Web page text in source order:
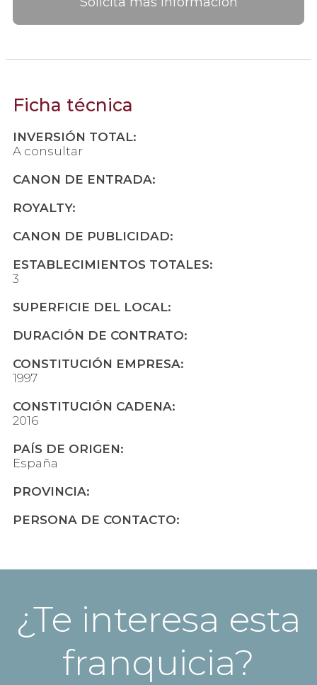
Ficha técnica
INVERSIÓN TOTAL:
A consultar
CANON DE ENTRADA:
ROYALTY:
CANON DE PUBLICIDAD:
ESTABLECIMIENTOS TOTALES:
3
SUPERFICIE DEL LOCAL:
DURACIÓN DE CONTRATO:
CONSTITUCIÓN EMPRESA:
1997
CONSTITUCIÓN CADENA:
2016
PAÍS DE ORIGEN:
España
PROVINCIA:
PERSONA DE CONTACTO:
¿Te interesa esta
franquicia?